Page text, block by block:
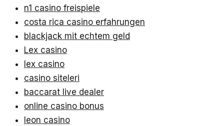
n1 casino freispiele
costa rica casino erfahrungen
blackjack mit echtem geld
Lex casino
lex casino
casino siteleri
baccarat live dealer
online casino bonus
leon casino